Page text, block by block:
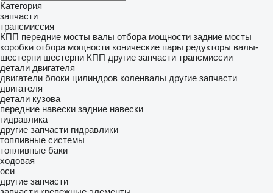
Категория
запчасти
трансмиссия
КПП передние мосты валы отбора мощности задние мосты
коробки отбора мощности конические пары редукторы валы-
шестерни шестерни КПП другие запчасти трансмиссии
детали двигателя
двигатели блоки цилиндров коленвалы другие запчасти
двигателя
детали кузова
передние навески задние навески
гидравлика
другие запчасти гидравлики
топливные системы
топливные баки
ходовая
оси
другие запчасти